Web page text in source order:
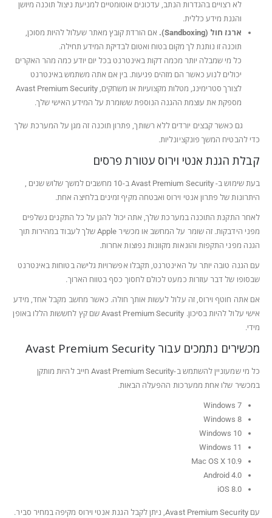
לא רצויים בהגדרות הנתב, עדכונים אוטומטיים למניעת ניצול תוכנה מיושן
והגנת מידע כללית.
ארגז חול (Sandboxing).
אם הורדת קובץ מאתר שעלול להיות מסוכן,
תוכנה זו נותנת לך מקום בטוח ואטום לבדיקת המידע תחילה.
כל מי שמבלה יותר מכמה דקות באינטרנט בכל יום יודע כמה מהר האקרים
יכולים לנוע כאשר הם מזהים פגיעות. בין אם אתה משתמש באינטרנט
לצורך סטרימינג, מטלות מקצועיות או משחקים, Avast Premium Security
מספקת את עוצמת ההגנה הנוספת ששומרת על המידע האישי שלך.
גם כאשר קבצים יורדים ללא רשותך, פתרון תוכנה זה מגן על המערכת שלך
כדי להבטיח המשך פונקציונליות.
קבלת הגנת אנטי וירוס עטורת פרסים
בעת שימוש ב- Avast Premium Security ב-10 מחשבים למשך שלוש שנים ,
היתרונות של פתרון אנטי וירוס ואבטחה מקיף זמינים בלחיצה אחת.
לאחר התקנת התוכנה במערכת שלך, אתה יכול להגן על כל התקנים נשלפים
מפני הידבקות. זה שומר על המחשב או מכשיר Apple שלך לעבוד במהירות תוך
הגנה מפני התקפות והונאות מקוונות נפוצות אחרות.
עם הגנה טובה יותר על האינטרנט, תקבלו אפשרויות גלישה בטוחות באינטרנט
שבסופו של דבר עוזרות כמעט לכולם לחסוך כסף בטווח הארוך.
אם אתה חוטף וירוס, זה עלול לעשות אותך חולה. כאשר מחשב מקבל אחד, מידע
אישי עלול להיות בסיכון. Avast Premium Security שם קץ לחששות הללו באופן
מידי.
מכשירים נתמכים עבור Avast Premium Security
כל מי שמעוניין להשתמש ב-Avast Premium Security חייב להיות מותקן
במכשיר שלו אחת ממערכות ההפעלה הבאות.
Windows 7
Windows 8
Windows 10
Windows 11
Mac OS X 10.9
Android 4.0
iOS 8.0
עם Avast Premium Security, ניתן לקבל הגנת אנטי וירוס מקיפה במחיר סביר.